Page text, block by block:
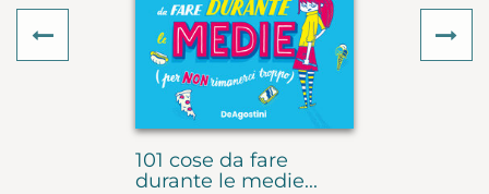
101 cose da fare
durante le medie...
Previous